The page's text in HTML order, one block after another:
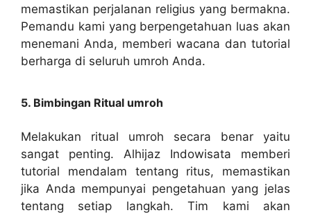
memastikan perjalanan religius yang bermakna.
Pemandu kami yang berpengetahuan luas akan
menemani Anda, memberi wacana dan tutorial
berharga di seluruh umroh Anda.
5. Bimbingan Ritual umroh
Melakukan ritual umroh secara benar yaitu
sangat penting. Alhijaz Indowisata memberi
tutorial mendalam tentang ritus, memastikan
jika Anda mempunyai pengetahuan yang jelas
tentang setiap langkah. Tim kami akan